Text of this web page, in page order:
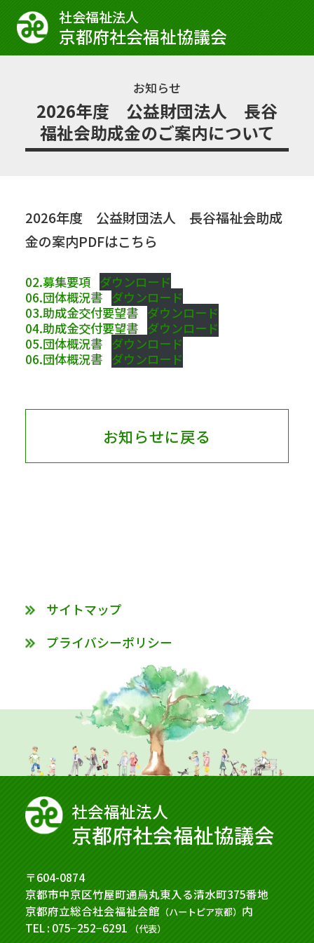
社会福祉法⼈
京都府社会福祉協議会
お知らせ
2026年度 公益財団法人 長谷
福祉会助成金のご案内について
2026年度 公益財団法人 長谷福祉会助成
金の案内PDFはこちら
02.募集要項 ダウンロード
06.団体概況書 ダウンロード
03.助成金交付要望書 ダウンロード
04.助成金交付要望書 ダウンロード
05.団体概況書 ダウンロード
06.団体概況書 ダウンロード
お知らせに戻る
サイトマップ
プライバシーポリシー
社会福祉法⼈
京都府社会福祉協議会
〒604-0874
京都市中京区竹屋町通烏丸東入る清水町375番地
京都府立総合社会福祉会館 （ハートピア京都） 内
TEL : 075−252−6291
（代表）